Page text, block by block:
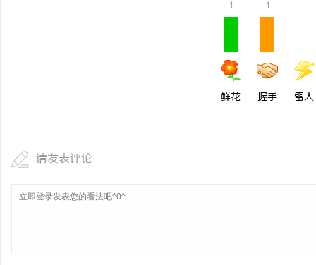
1
鲜花
1
握手 雷人
请发表评论